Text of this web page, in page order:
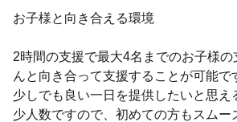
お子様と向き合える環境
2時間の支援で最大4名までのお子様の
んと向き合って支援することが可能で
少しでも良い一日を提供したいと思え
少人数ですので、初めての方もスムー